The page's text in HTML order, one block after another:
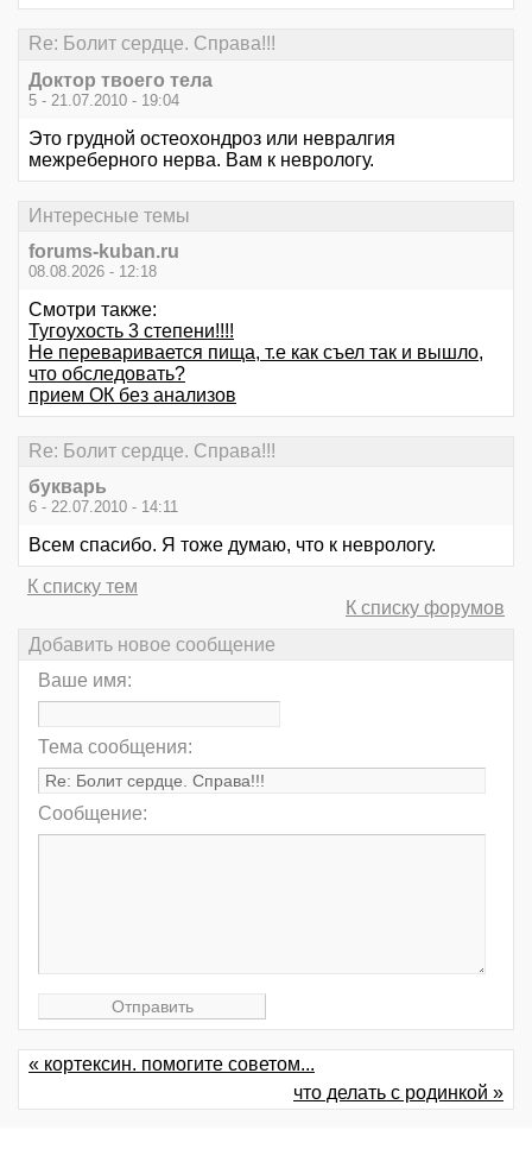
Re: Болит сердце. Справа!!!
Доктор твоего тела
5 - 21.07.2010 - 19:04
Это грудной остеохондроз или невралгия
межреберного нерва. Вам к неврологу.
Интересные темы
forums-kuban.ru
08.08.2026 - 12:18
Смотри также:
Тугоухость 3 степени!!!!
Не переваривается пища, т.е как съел так и вышло,
что обследовать?
прием ОК без анализов
Re: Болит сердце. Справа!!!
букварь
6 - 22.07.2010 - 14:11
Всем спасибо. Я тоже думаю, что к неврологу.
К списку тем
К списку форумов
Добавить новое сообщение
Ваше имя:
Тема сообщения:
Сообщение:
« кортексин. помогите советом...
что делать с родинкой »